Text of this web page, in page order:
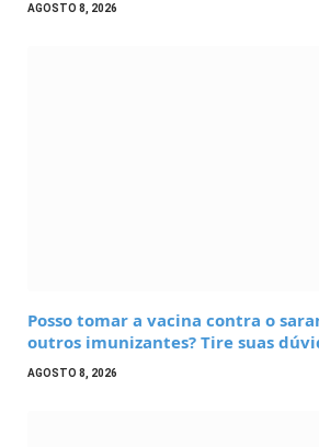
AGOSTO 8, 2026
Posso tomar a vacina contra o
outros imunizantes? Tire suas
AGOSTO 8, 2026